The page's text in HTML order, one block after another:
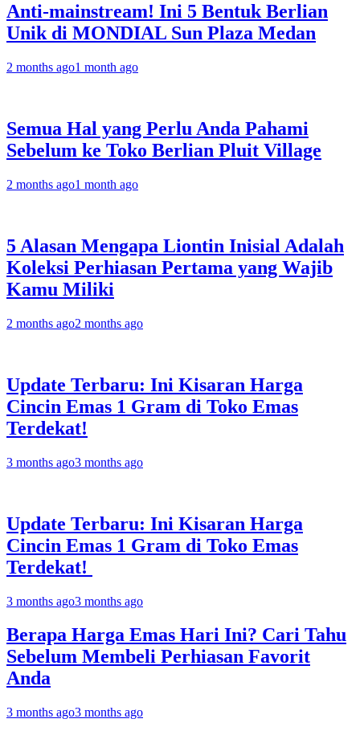
Anti-mainstream! Ini 5 Bentuk Berlian
Unik di MONDIAL Sun Plaza Medan
2 months ago1 month ago
Semua Hal yang Perlu Anda Pahami
Sebelum ke Toko Berlian Pluit Village
2 months ago1 month ago
5 Alasan Mengapa Liontin Inisial Adalah
Koleksi Perhiasan Pertama yang Wajib
Kamu Miliki
2 months ago2 months ago
Update Terbaru: Ini Kisaran Harga
Cincin Emas 1 Gram di Toko Emas
Terdekat!
3 months ago3 months ago
Update Terbaru: Ini Kisaran Harga
Cincin Emas 1 Gram di Toko Emas
Terdekat!
3 months ago3 months ago
Berapa Harga Emas Hari Ini? Cari Tahu
Sebelum Membeli Perhiasan Favorit
Anda
3 months ago3 months ago